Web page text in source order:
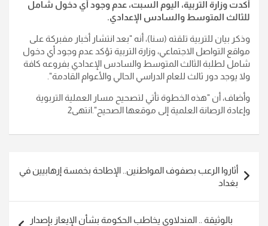
أكدت وزارة التربية، اليوم السبت، عدم وجود أي دخول شامل
للثالث المتوسط والسادس الإعدادي.
وذكر بيان للتربية تلقته (سنا)، أنه "بعد انتشار أخبار مفبركة على
مواقع التواصل الاجتماعي، وزارة التربية تؤكد عدم وجود أي دخول
شامل لطلبة الثالث المتوسط والسادس الإعدادي بفروعه كافة
ولا يوجد دور ثالث للعام الدراسي الحالي والأعوام القادمة".
وأضاف، أن "هذه الخطوة تأتي لتصحيح مسار العملية التربوية
وإعادة الرصانة العلمية إلى موقعها الصحيح".انتهى2
تصفّح
المقالات
أثاروا الرعب بصفوف المواطنين.. الإطاحة بخمسة إرهابيين في
بغداد
بالوثيقة .. المندلاوي يخاطب الحكومة بشأن الإيعاز بإصدار